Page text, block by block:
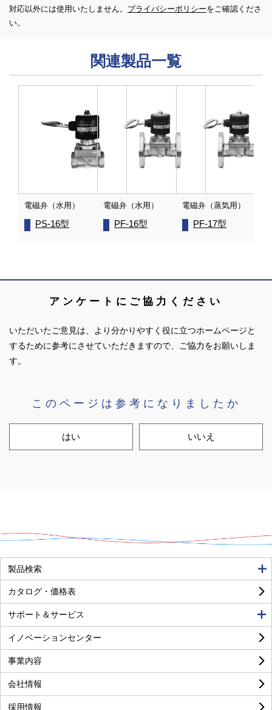
対応以外には使用いたしません。 プライバシーポリシーをご確認くださ
い。
関連製品一覧
電磁弁（水用）
PS-16型
電磁弁（水用）
PF-16型
電磁弁（蒸気用）
PF-17型
アンケートにご協力ください
いただいたご意見は、より分かりやすく役に立つホームページと
するために参考にさせていただきますので、ご協力をお願いしま
す。
このページは参考になりましたか
はい いいえ
良い
製品検索
カタログ・価格表
サポート＆サービス
イノベーションセンター
事業内容
会社情報
採用情報